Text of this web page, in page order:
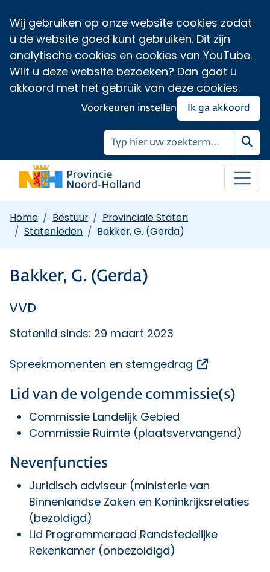
Wij gebruiken op onze website cookies zodat
u de website goed kunt gebruiken. Dit zijn
analytische cookies en cookies van YouTube.
Wilt u deze website bezoeken? Dan gaat u
akkoord met het gebruik van deze cookies.
Ik ga akkoord
Voorkeuren instellen
Home Bestuur
Provinciale Staten
Statenleden
Bakker, G. (Gerda)
Bakker, G. (Gerda)
VVD
Statenlid sinds: 29 maart 2023
Spreekmomenten en stemgedrag
Lid van de volgende commissie(s)
Commissie Landelijk Gebied
Commissie Ruimte (plaatsvervangend)
Nevenfuncties
Juridisch adviseur (ministerie van
Binnenlandse Zaken en Koninkrijksrelaties
(bezoldigd)
Lid Programmaraad Randstedelijke
Rekenkamer (onbezoldigd)